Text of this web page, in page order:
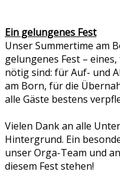
Ein gelungenes Fest
Unser Summertime am
gelungenes Fest –
nötig sind: für Auf- und
am Born, für die
alle Gäste bestens
Vielen Dank an alle
Hintergrund. Ein
unser Orga-Team und
diesem Fest stehen!